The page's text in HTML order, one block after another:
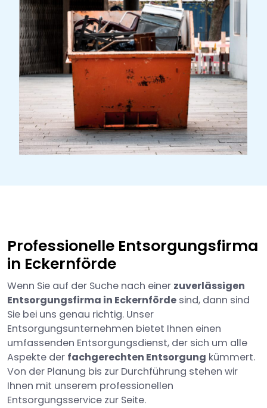
Professionelle Entsorgungsfirma
in Eckernförde
Wenn Sie auf der Suche nach einer zuverlässigen
Entsorgungsfirma in Eckernförde sind, dann sind
Sie bei uns genau richtig. Unser
Entsorgungsunternehmen bietet Ihnen einen
umfassenden Entsorgungsdienst, der sich um alle
Aspekte der fachgerechten Entsorgung kümmert.
Von der Planung bis zur Durchführung stehen wir
Ihnen mit unserem professionellen
Entsorgungsservice zur Seite.